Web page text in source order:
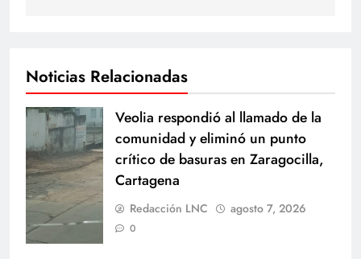
Noticias Relacionadas
Veolia respondió al llamado de la
comunidad y eliminó un punto
crítico de basuras en Zaragocilla,
Cartagena
Redacción LNC agosto 7, 2026
0